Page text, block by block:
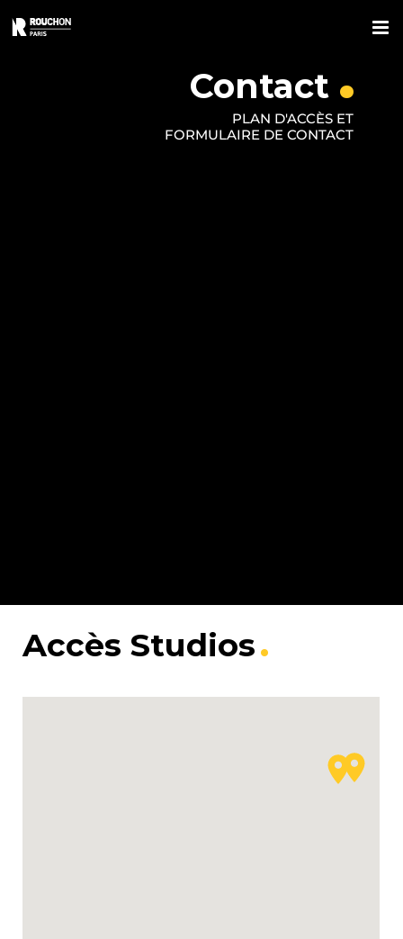
to
content
.
Contact
PLAN D'ACCÈS ET
FORMULAIRE DE CONTACT
Accès Studios